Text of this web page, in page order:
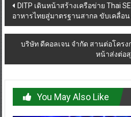
Post
navigation
DITP เดินหน้าสร้างเครือข่าย Thai
อาหารไทยสู่มาตรฐานสากล ขับเคลื่อน
บริษัท ดีคอลเจน จำกัด สานต่อโครง
หน้าส่งต่อ
You May Also Like